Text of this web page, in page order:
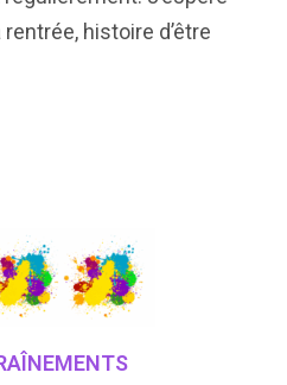
histoire d’être